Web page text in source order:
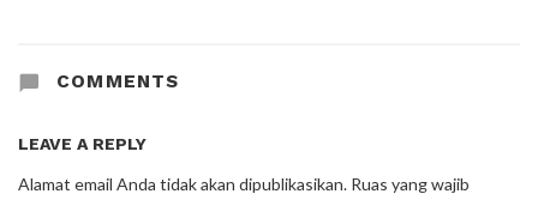
COMMENTS
LEAVE A REPLY
Alamat email Anda tidak akan dipublikasikan. Ruas yang wajib